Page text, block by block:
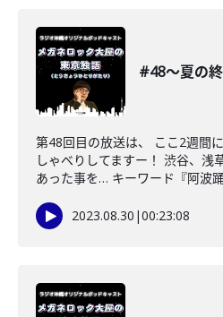
#48〜夏の
第48回目の放送は、 ここ2週間
しゃべりしてますー！ 渋谷、浅
あった事を… キーワード『阿波踊
2023.08.30 |00:23:08